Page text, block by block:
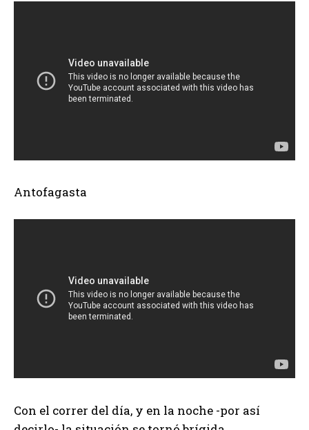
Antofagasta
Con el correr del día, y en la noche -por así